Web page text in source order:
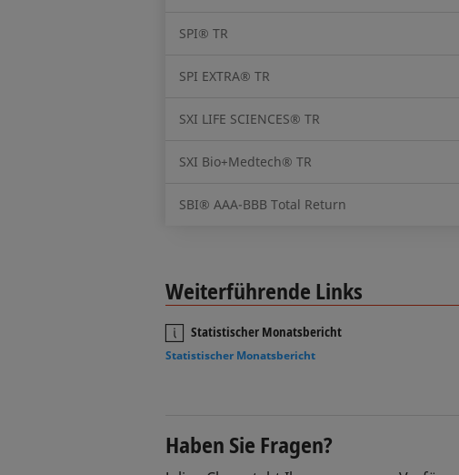
SPI® TR
SPI EXTRA® TR
SXI LIFE SCIENCES® TR
SXI Bio+Medtech® TR
SBI® AAA-BBB Total Return
Weiterführende Links
Statistischer Monatsbericht
Statistischer Monatsbericht
Haben Sie Fragen?